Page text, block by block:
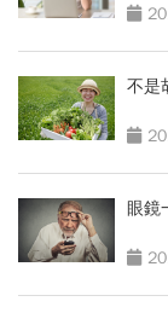
不是
眼鏡